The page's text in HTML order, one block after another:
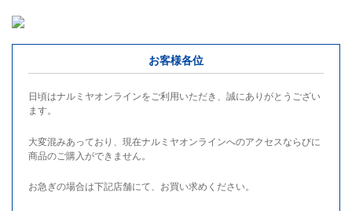
お客様各位
日頃はナルミヤオンラインをご利用いただき、誠にありがとうござい
ます。
大変混みあっており、現在ナルミヤオンラインへのアクセスならびに
商品のご購入ができません。
お急ぎの場合は下記店舗にて、お買い求めください。